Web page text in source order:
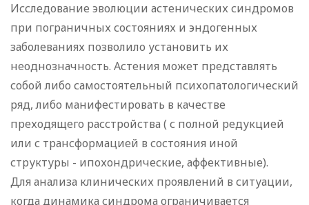
Исследование эволюции астенических синдромов
при пограничных состояниях и эндогенных
заболеваниях позволило установить их
неоднозначность. Астения может представлять
собой либо самостоятельный психопатологический
ряд, либо манифестировать в качестве
преходящего расстройства ( с полной редукцией
или с трансформацией в состояния иной
структуры - ипохондрические, аффективные).
Для анализа клинических проявлений в ситуации,
когда динамика синдрома ограничивается